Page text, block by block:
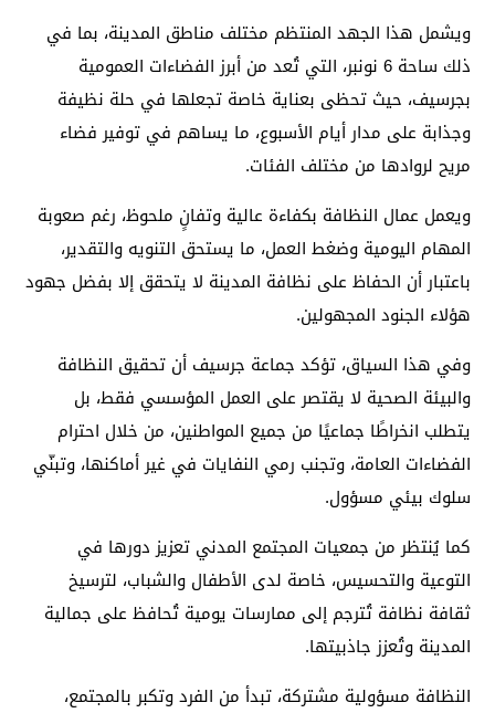
ويشمل هذا الجهد المنتظم مختلف مناطق المدينة، بما في
ذلك ساحة 6 نونبر، التي تُعد من أبرز الفضاءات العمومية
بجرسيف، حيث تحظى بعناية خاصة تجعلها في حلة نظيفة
وجذابة على مدار أيام الأسبوع، ما يساهم في توفير فضاء
مريح لروادها من مختلف الفئات.
ويعمل عمال النظافة بكفاءة عالية وتفانٍ ملحوظ، رغم صعوبة
المهام اليومية وضغط العمل، ما يستحق التنويه والتقدير،
باعتبار أن الحفاظ على نظافة المدينة لا يتحقق إلا بفضل جهود
هؤلاء الجنود المجهولين.
وفي هذا السياق، تؤكد جماعة جرسيف أن تحقيق النظافة
والبيئة الصحية لا يقتصر على العمل المؤسسي فقط، بل
يتطلب انخراطًا جماعيًا من جميع المواطنين، من خلال احترام
الفضاءات العامة، وتجنب رمي النفايات في غير أماكنها، وتبنّي
سلوك بيئي مسؤول.
كما يُنتظر من جمعيات المجتمع المدني تعزيز دورها في
التوعية والتحسيس، خاصة لدى الأطفال والشباب، لترسيخ
ثقافة نظافة تُترجم إلى ممارسات يومية تُحافظ على جمالية
المدينة وتُعزز جاذبيتها.
النظافة مسؤولية مشتركة، تبدأ من الفرد وتكبر بالمجتمع،